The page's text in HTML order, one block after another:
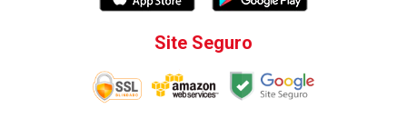
Site Seguro